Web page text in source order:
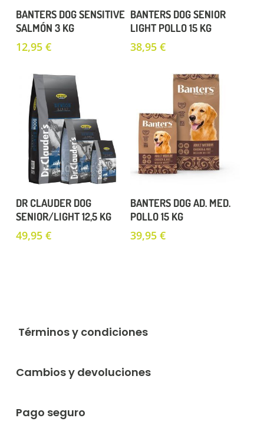
Añadir Al Carrito
BANTERS DOG SENSITIVE
SALMÓN 3 KG
12,95 €
Añadir Al Carrito
BANTERS DOG SENIOR
LIGHT POLLO 15 KG
38,95€
Añadir Al Carrito
DR CLAUDER DOG
SENIOR/LIGHT 12,5 KG
49,95 €
Añadir Al Carrito
BANTERS DOG AD. MED.
POLLO 15 KG
39,95€
Términos y condiciones
Cambios y devoluciones
Pago seguro